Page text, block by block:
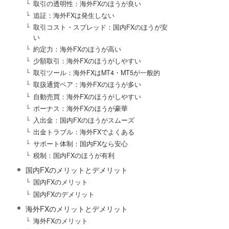
取引の透明性：海外FXのほうが良い
追証：海外FXは発生しない
取引コスト・スプレッド：国内FXのほうが安
い
約定力：海外FXのほうが高い
少額取引：海外FXのほうがしやすい
取引ツール：海外FXはMT4・MT5が一般的
取扱通貨ペア：海外FXのほうが多い
自動売買：海外FXのほうがしやすい
ボーナス：海外FXのほうが豪華
入出金：国内FXのほうがスムーズ
出金トラブル：海外FXでよくある
サポート体制：国内FXなら安心
税制：国内FXのほうが有利
国内FXのメリットとデメリット
国内FXのメリット
国内FXのデメリット
海外FXのメリットとデメリット
海外FXのメリット